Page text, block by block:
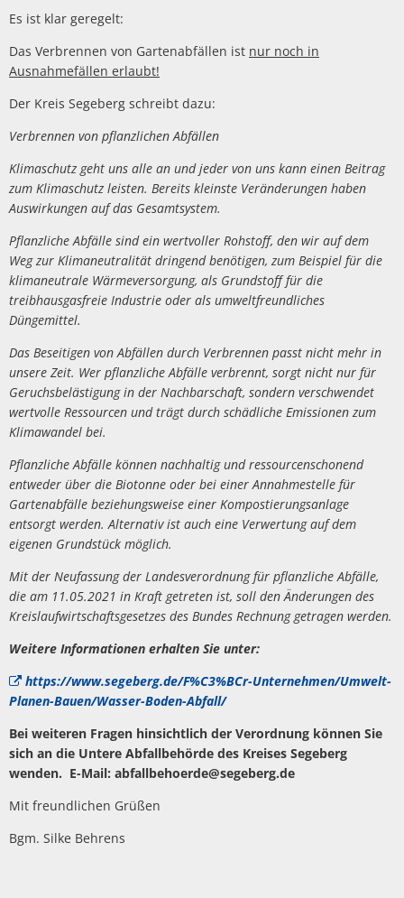
Es ist klar geregelt:
Das Verbrennen von Gartenabfällen ist nur noch in
Ausnahmefällen erlaubt!
Der Kreis Segeberg schreibt dazu:
Verbrennen von pflanzlichen Abfällen
Klimaschutz geht uns alle an und jeder von uns kann einen Beitrag
zum Klimaschutz leisten. Bereits kleinste Veränderungen haben
Auswirkungen auf das Gesamtsystem.
Pflanzliche Abfälle sind ein wertvoller Rohstoff, den wir auf dem
Weg zur Klimaneutralität dringend benötigen, zum Beispiel für die
klimaneutrale Wärmeversorgung, als Grundstoff für die
treibhausgasfreie Industrie oder als umweltfreundliches
Düngemittel.
Das Beseitigen von Abfällen durch Verbrennen passt nicht mehr in
unsere Zeit. Wer pflanzliche Abfälle verbrennt, sorgt nicht nur für
Geruchsbelästigung in der Nachbarschaft, sondern verschwendet
wertvolle Ressourcen und trägt durch schädliche Emissionen zum
Klimawandel bei.
Pflanzliche Abfälle können nachhaltig und ressourcenschonend
entweder über die Biotonne oder bei einer Annahmestelle für
Gartenabfälle beziehungsweise einer Kompostierungsanlage
entsorgt werden. Alternativ ist auch eine Verwertung auf dem
eigenen Grundstück möglich.
Mit der Neufassung der Landesverordnung für pflanzliche Abfälle,
die am 11.05.2021 in Kraft getreten ist, soll den Änderungen des
Kreislaufwirtschaftsgesetzes des Bundes Rechnung getragen werden.
Weitere Informationen erhalten Sie unter:
https://www.segeberg.de/F%C3%BCr-Unternehmen/Umwelt-
Planen-Bauen/Wasser-Boden-Abfall/
Bei weiteren Fragen hinsichtlich der Verordnung können Sie
sich an die Untere Abfallbehörde des Kreises Segeberg
wenden. E-Mail: abfallbehoerde@segeberg.de
Mit freundlichen Grüßen
Bgm. Silke Behrens